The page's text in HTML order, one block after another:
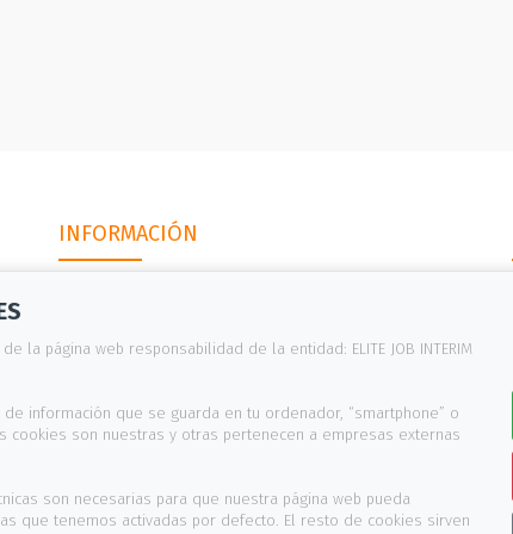
INFORMACIÓN
Política cookies
Canal de denuncias
página web responsabilidad de la entidad: ELITE JOB INTERIM
información que se guarda en tu ordenador, “smartphone” o
cookies son nuestras y otras pertenecen a empresas externas
son necesarias para que nuestra página web pueda
que tenemos activadas por defecto. El resto de cookies sirven